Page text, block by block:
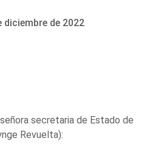
diciembre de 2022
secretaria de Estado de
Revuelta):